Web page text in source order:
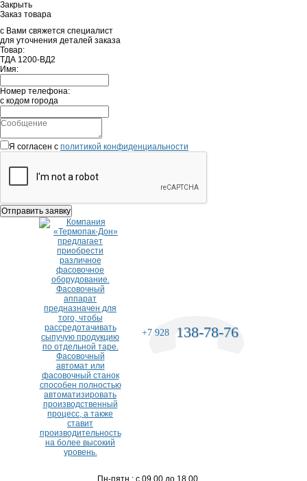
Закрыть
Заказ товара
с Вами свяжется специалист
для уточнения деталей заказа
Товар:
ТДА 1200-ВД2
Имя:
Номер телефона:
с кодом города
Я согласен с политикой конфиденциальности
Отправить заявку
+7 928 138-78-76
Пн-пятн.: с 09.00 до 18.00